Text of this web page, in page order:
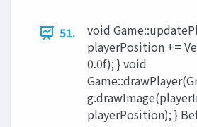
51.
void
playerPosition +=
0.0f); } void
playerPosition); }